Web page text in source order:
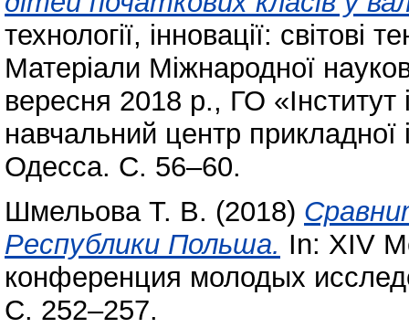
технології, інновації: світові
Матеріали Міжнародної
вересня 2018 р., ГО «Інститут
навчальний центр
Одесса. С. 56–60.
Шмельова Т. В. (2018)
Республики Польша. In: XIV
конференция молодых
С. 252–257.